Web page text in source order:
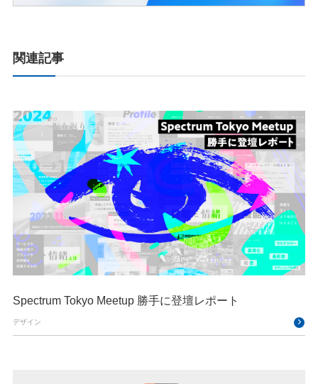
関連記事
Spectrum Tokyo Meetup 勝手に登壇レポート
デザイン